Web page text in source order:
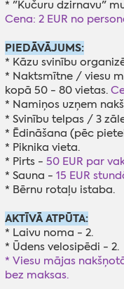
* "Kučuru dzirnavu"
Cena: 2 EUR no
PIEDĀVĀJUMS:
* Kāzu svinību
* Naktsmītne / viesu
kopā 50 - 80 vietas.
* Namiņos uzņem
* Svinību telpas / 3
* Ēdināšana (pēc
* Piknika vieta.
* Pirts - 50 EUR par
* Sauna - 15 EUR
* Bērnu rotaļu istaba.
AKTĪVĀ ATPŪTA:
* Laivu noma - 2.
* Ūdens velosipēdi - 2.
* Viesu mājas
bez maksas.